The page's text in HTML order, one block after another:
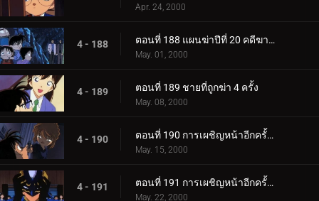
Apr. 24, 2000
4 - 188 ตอนที่ 188 แผนฆ่าปีที่ 20 คดีฆาตกรรมต่อเนื่อง ซิมโฟนี่หมายเลข 1 (ตอนพิเศษ ตอนจบ)
May. 01, 2000
4 - 189 ตอนที่ 189 ชายที่ถูกฆ่า 4 ครั้ง
May. 08, 2000
4 - 190 ตอนที่ 190 การเผชิญหน้าอีกครั้งกับองค์กรชุดดำ (ภาคไฮบาระ)
May. 15, 2000
4 - 191 ตอนที่ 191 การเผชิญหน้าอีกครั้งกับองค์กรชุดดำ (ภาคโคนัน)
May. 22, 2000